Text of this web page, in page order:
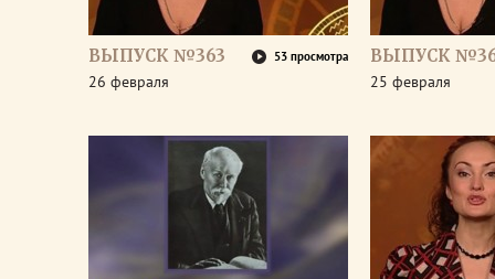
ВЫПУСК №363 53 просмотра
26 февраля
ВЫПУСК
25 февраля